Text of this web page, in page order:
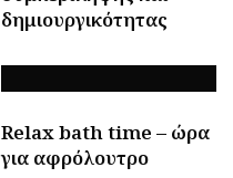
δημιουργικότητας
Relax bath time – ώρα
για αφρόλουτρο